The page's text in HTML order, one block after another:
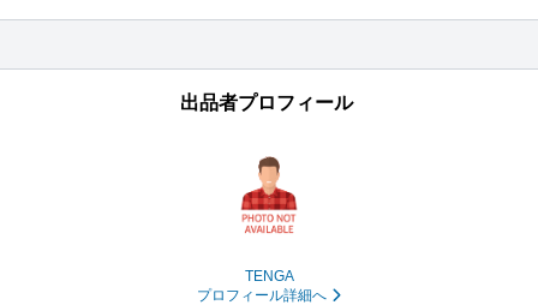
出品者プロフィール
TENGA
プロフィール詳細へ